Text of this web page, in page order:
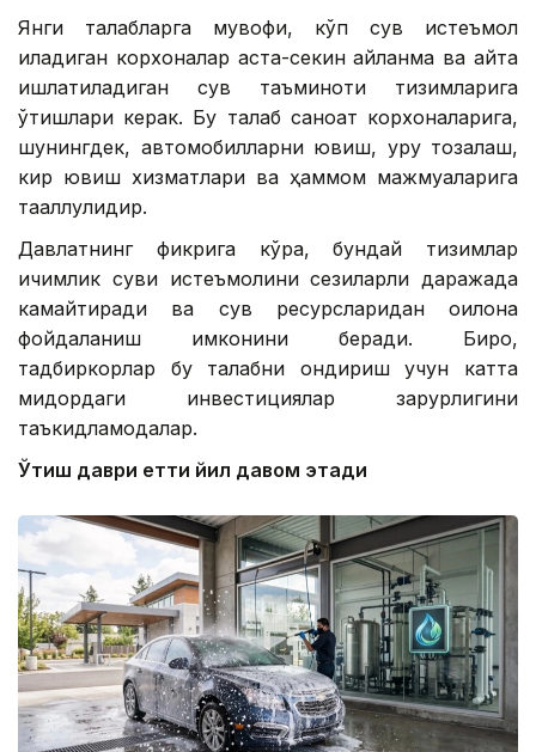
Янги талабларга мувофиқ, кўп сув истеъмол
қиладиган корхоналар аста-секин айланма ва қайта
ишлатиладиган сув таъминоти тизимларига
ўтишлари керак. Бу талаб саноат корхоналарига,
шунингдек, автомобилларни ювиш, қуруқ тозалаш,
кир ювиш хизматлари ва ҳаммом мажмуаларига
тааллуқлидир.
Давлатнинг фикрига кўра, бундай тизимлар
ичимлик суви истеъмолини сезиларли даражада
камайтиради ва сув ресурсларидан оқилона
фойдаланиш имконини беради. Бироқ,
тадбиркорлар бу талабни қондириш учун катта
миқдордаги инвестициялар зарурлигини
таъкидламоқдалар.
Ўтиш даври етти йил давом этади